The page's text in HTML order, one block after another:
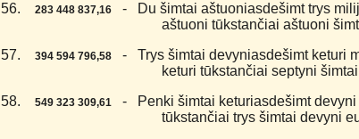
56.
283 448 837,16
- Du šimtai aštuoniasdešimt trys
aštuoni tūkstančiai aštuoni
57.
394 594 796,58
- Trys šimtai devyniasdešimt keturi
keturi tūkstančiai septyni
58.
549 323 309,61
- Penki šimtai keturiasdešimt devyni
tūkstančiai trys šimtai devyni